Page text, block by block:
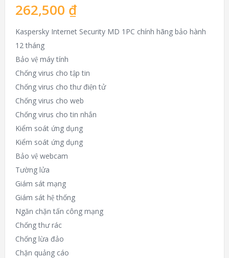
262,500 ₫
Kaspersky Internet Security MD 1PC chính hãng bảo hành
12 tháng
Bảo vệ máy tính
Chống virus cho tập tin
Chống virus cho thư điện tử
Chống virus cho web
Chống virus cho tin nhắn
Kiểm soát ứng dụng
Kiểm soát ứng dụng
Bảo vệ webcam
Tường lửa
Giám sát mạng
Giám sát hệ thống
Ngăn chặn tấn công mạng
Chống thư rác
Chống lừa đảo
Chặn quảng cáo